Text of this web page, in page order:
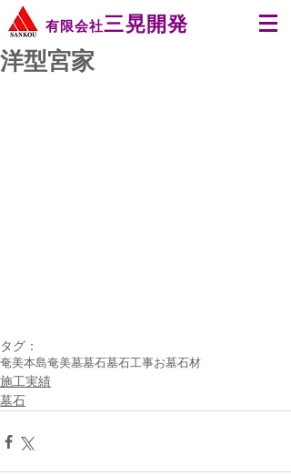
有限会社三晃開発
洋型宮家
タグ：
奄美本島奄美墓墓石墓石工事お墓石材
施工実績
墓石